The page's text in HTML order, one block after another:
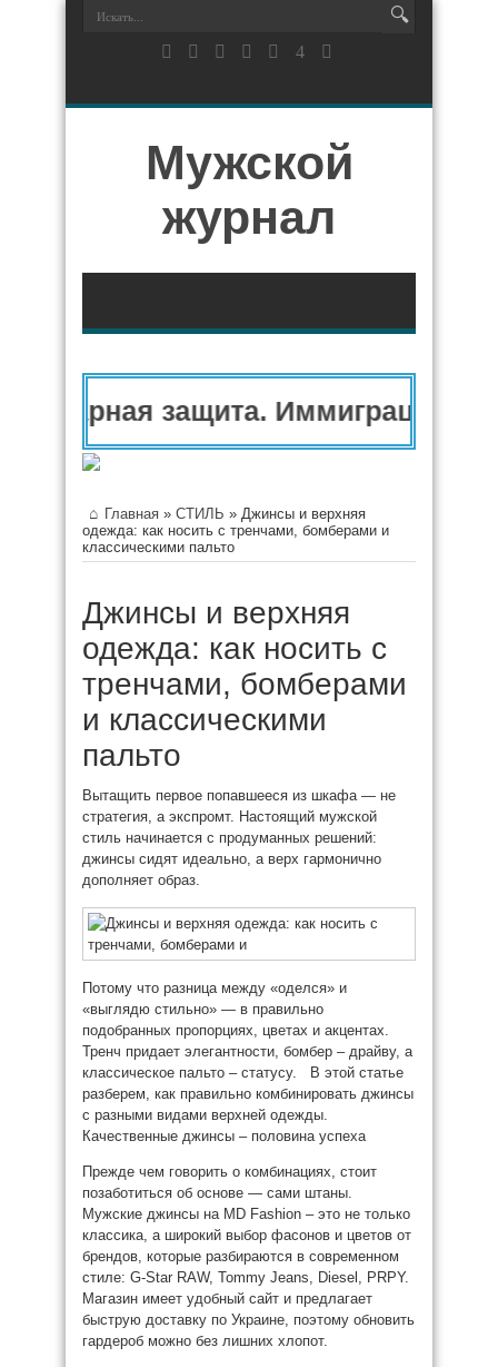
Мужской
журнал
защита. Иммиграционный
Главная » СТИЛЬ » Джинсы и верхняя
одежда: как носить с тренчами, бомберами и
классическими пальто
Джинсы и верхняя
одежда: как носить с
тренчами, бомберами
и классическими
пальто
Вытащить первое попавшееся из шкафа — не
стратегия, а экспромт. Настоящий мужской
стиль начинается с продуманных решений:
джинсы сидят идеально, а верх гармонично
дополняет образ.
Потому что разница между «оделся» и
«выглядю стильно» — в правильно
подобранных пропорциях, цветах и ​​акцентах.
Тренч придает элегантности, бомбер – драйву, а
классическое пальто – статусу. В этой статье
разберем, как правильно комбинировать джинсы
с разными видами верхней одежды.
Качественные джинсы – половина успеха
Прежде чем говорить о комбинациях, стоит
позаботиться об основе — сами штаны.
Мужские джинсы на MD Fashion – это не только
классика, а широкий выбор фасонов и цветов от
брендов, которые разбираются в современном
стиле: G-Star RAW, Tommy Jeans, Diesel, PRPY.
Магазин имеет удобный сайт и предлагает
быструю доставку по Украине, поэтому обновить
гардероб можно без лишних хлопот.